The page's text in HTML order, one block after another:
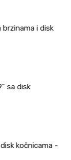
brzinama i disk
sa disk
kočnicama -